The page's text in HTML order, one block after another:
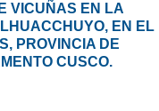
VICUÑAS EN LA
EN EL
PROVINCIA DE
CUSCO.